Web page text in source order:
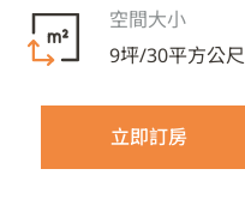
空間大小
9坪/30平方公尺
立即訂房